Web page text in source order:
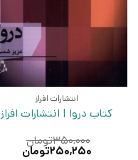
انتشارات افراز
کتاب دروا | انتشارات افراز
۳۵۰,۰۰۰تومان
قیمت
۲۵۰,۲۵۰تومان